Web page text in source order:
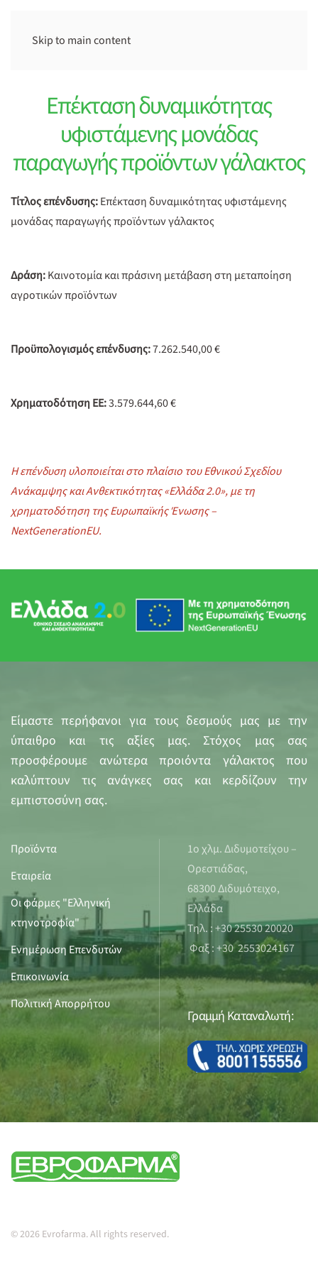
Skip to main content
Επέκταση δυναμικότητας
υφιστάμενης μονάδας
παραγωγής προϊόντων γάλακτος
Τίτλος επένδυσης:Επέκταση δυναμικότητας υφιστάμενης
μονάδας παραγωγής προϊόντων γάλακτος
Δράση:Καινοτομία και πράσινη μετάβαση στη μεταποίηση
αγροτικών προϊόντων
Προϋπολογισμός επένδυσης:7.262.540,00 €
Χρηματοδότηση ΕΕ:3.579.644,60 €
Η επένδυση υλοποιείται στο πλαίσιο του Εθνικού Σχεδίου
Ανάκαμψης και Ανθεκτικότητας «Ελλάδα 2.0», με τη
χρηματοδότηση της Ευρωπαϊκής Ένωσης –
NextGenerationEU.
Είμαστε περήφανοι για τους δεσμούς μας με την
ύπαιθρο και τις αξίες μας. Στόχος μας σας
προσφέρουμε ανώτερα προιόντα γάλακτος που
καλύπτουν τις ανάγκες σας και κερδίζουν την
εμπιστοσύνη σας.
Προϊόντα
Εταιρεία
Οι φάρμες "Ελληνική
κτηνοτροφία"
Ενημέρωση Επενδυτών
Επικοινωνία
Πολιτική Απορρήτου
1ο χλμ. Διδυμοτείχου –
Ορεστιάδας,
68300 Διδυμότειχο,
Ελλάδα
Τηλ. : +30 25530 20020
Φαξ : +30 2553024167
Γραμμή Καταναλωτή:
© 2026 Evrofarma. All rights reserved.